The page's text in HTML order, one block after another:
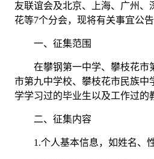
友联谊会及北京、上海、广州、
花等7个分会，现将有关事宜公告
一、征集范围
在攀钢第一中学、攀枝花市
市第九中学校、攀枝花市民族中
学学习过的毕业生以及工作过的
二、征集内容
1.个人基本信息，如姓名、